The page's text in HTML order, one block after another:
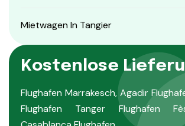
Mietwagen In Tangier
Kostenlose Lieferu
Flughafen Marrakesch, Agadir
Flughafen Tanger Flughafen